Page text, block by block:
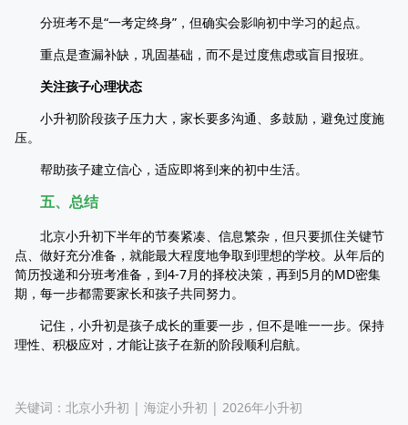
分班考不是“一考定终身”，但确实会影响初中学习的起点。
重点是查漏补缺，巩固基础，而不是过度焦虑或盲目报班。
关注孩子心理状态
小升初阶段孩子压力大，家长要多沟通、多鼓励，避免过度施
压。
帮助孩子建立信心，适应即将到来的初中生活。
五、总结
北京小升初下半年的节奏紧凑、信息繁杂，但只要抓住关键节
点、做好充分准备，就能最大程度地争取到理想的学校。从年后的
简历投递和分班考准备，到4-7月的择校决策，再到5月的MD密集
期，每一步都需要家长和孩子共同努力。
记住，小升初是孩子成长的重要一步，但不是唯一一步。保持
理性、积极应对，才能让孩子在新的阶段顺利启航。
关键词： 北京小升初 | 海淀小升初 | 2026年小升初